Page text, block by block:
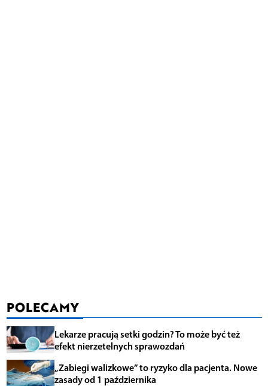
POLECAMY
Lekarze pracują setki godzin? To może być też
efekt nierzetelnych sprawozdań
„Zabiegi walizkowe” to ryzyko dla pacjenta. Nowe
zasady od 1 października